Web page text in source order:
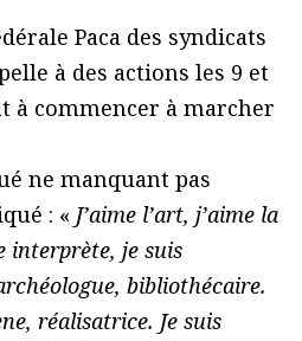
Paca des syndicats
à des actions les 9 et
à commencer à marcher
ne manquant pas
: « J’aime l’art, j’aime la
interprète, je suis
bibliothécaire.
réalisatrice. Je suis